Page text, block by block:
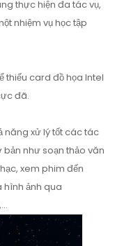
thực hiện đa tác vụ,
nhiệm vụ học tập
thiếu card đồ họa Intel
đã.
năng xử lý tốt các tác
như soạn thảo văn
xem phim đến
ảnh qua